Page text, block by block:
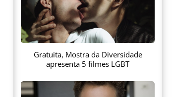
Gratuita, Mostra da Diversidade
apresenta 5 filmes LGBT